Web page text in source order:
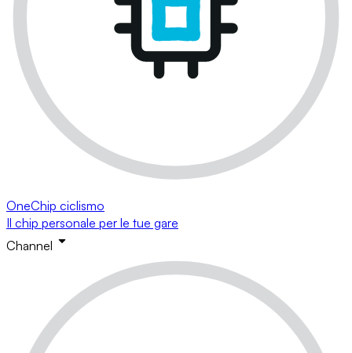
OneChip ciclismo
Il chip personale per le tue gare
Channel